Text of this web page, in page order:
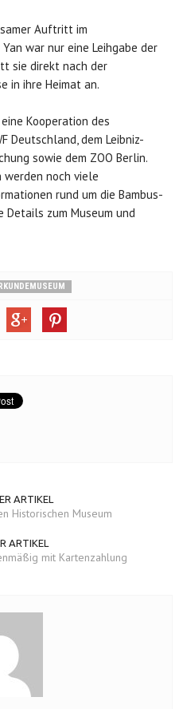
Auftritt im
war nur eine Leihgabe der
sie direkt nach der
in ihre Heimat an.
Kooperation des
Deutschland, dem Leibniz-
sowie dem ZOO Berlin.
werden noch viele
rund um die Bambus-
zum Museum und
ARTIKEL
Historischen Museum
ARTIKEL
mit Kartenzahlung